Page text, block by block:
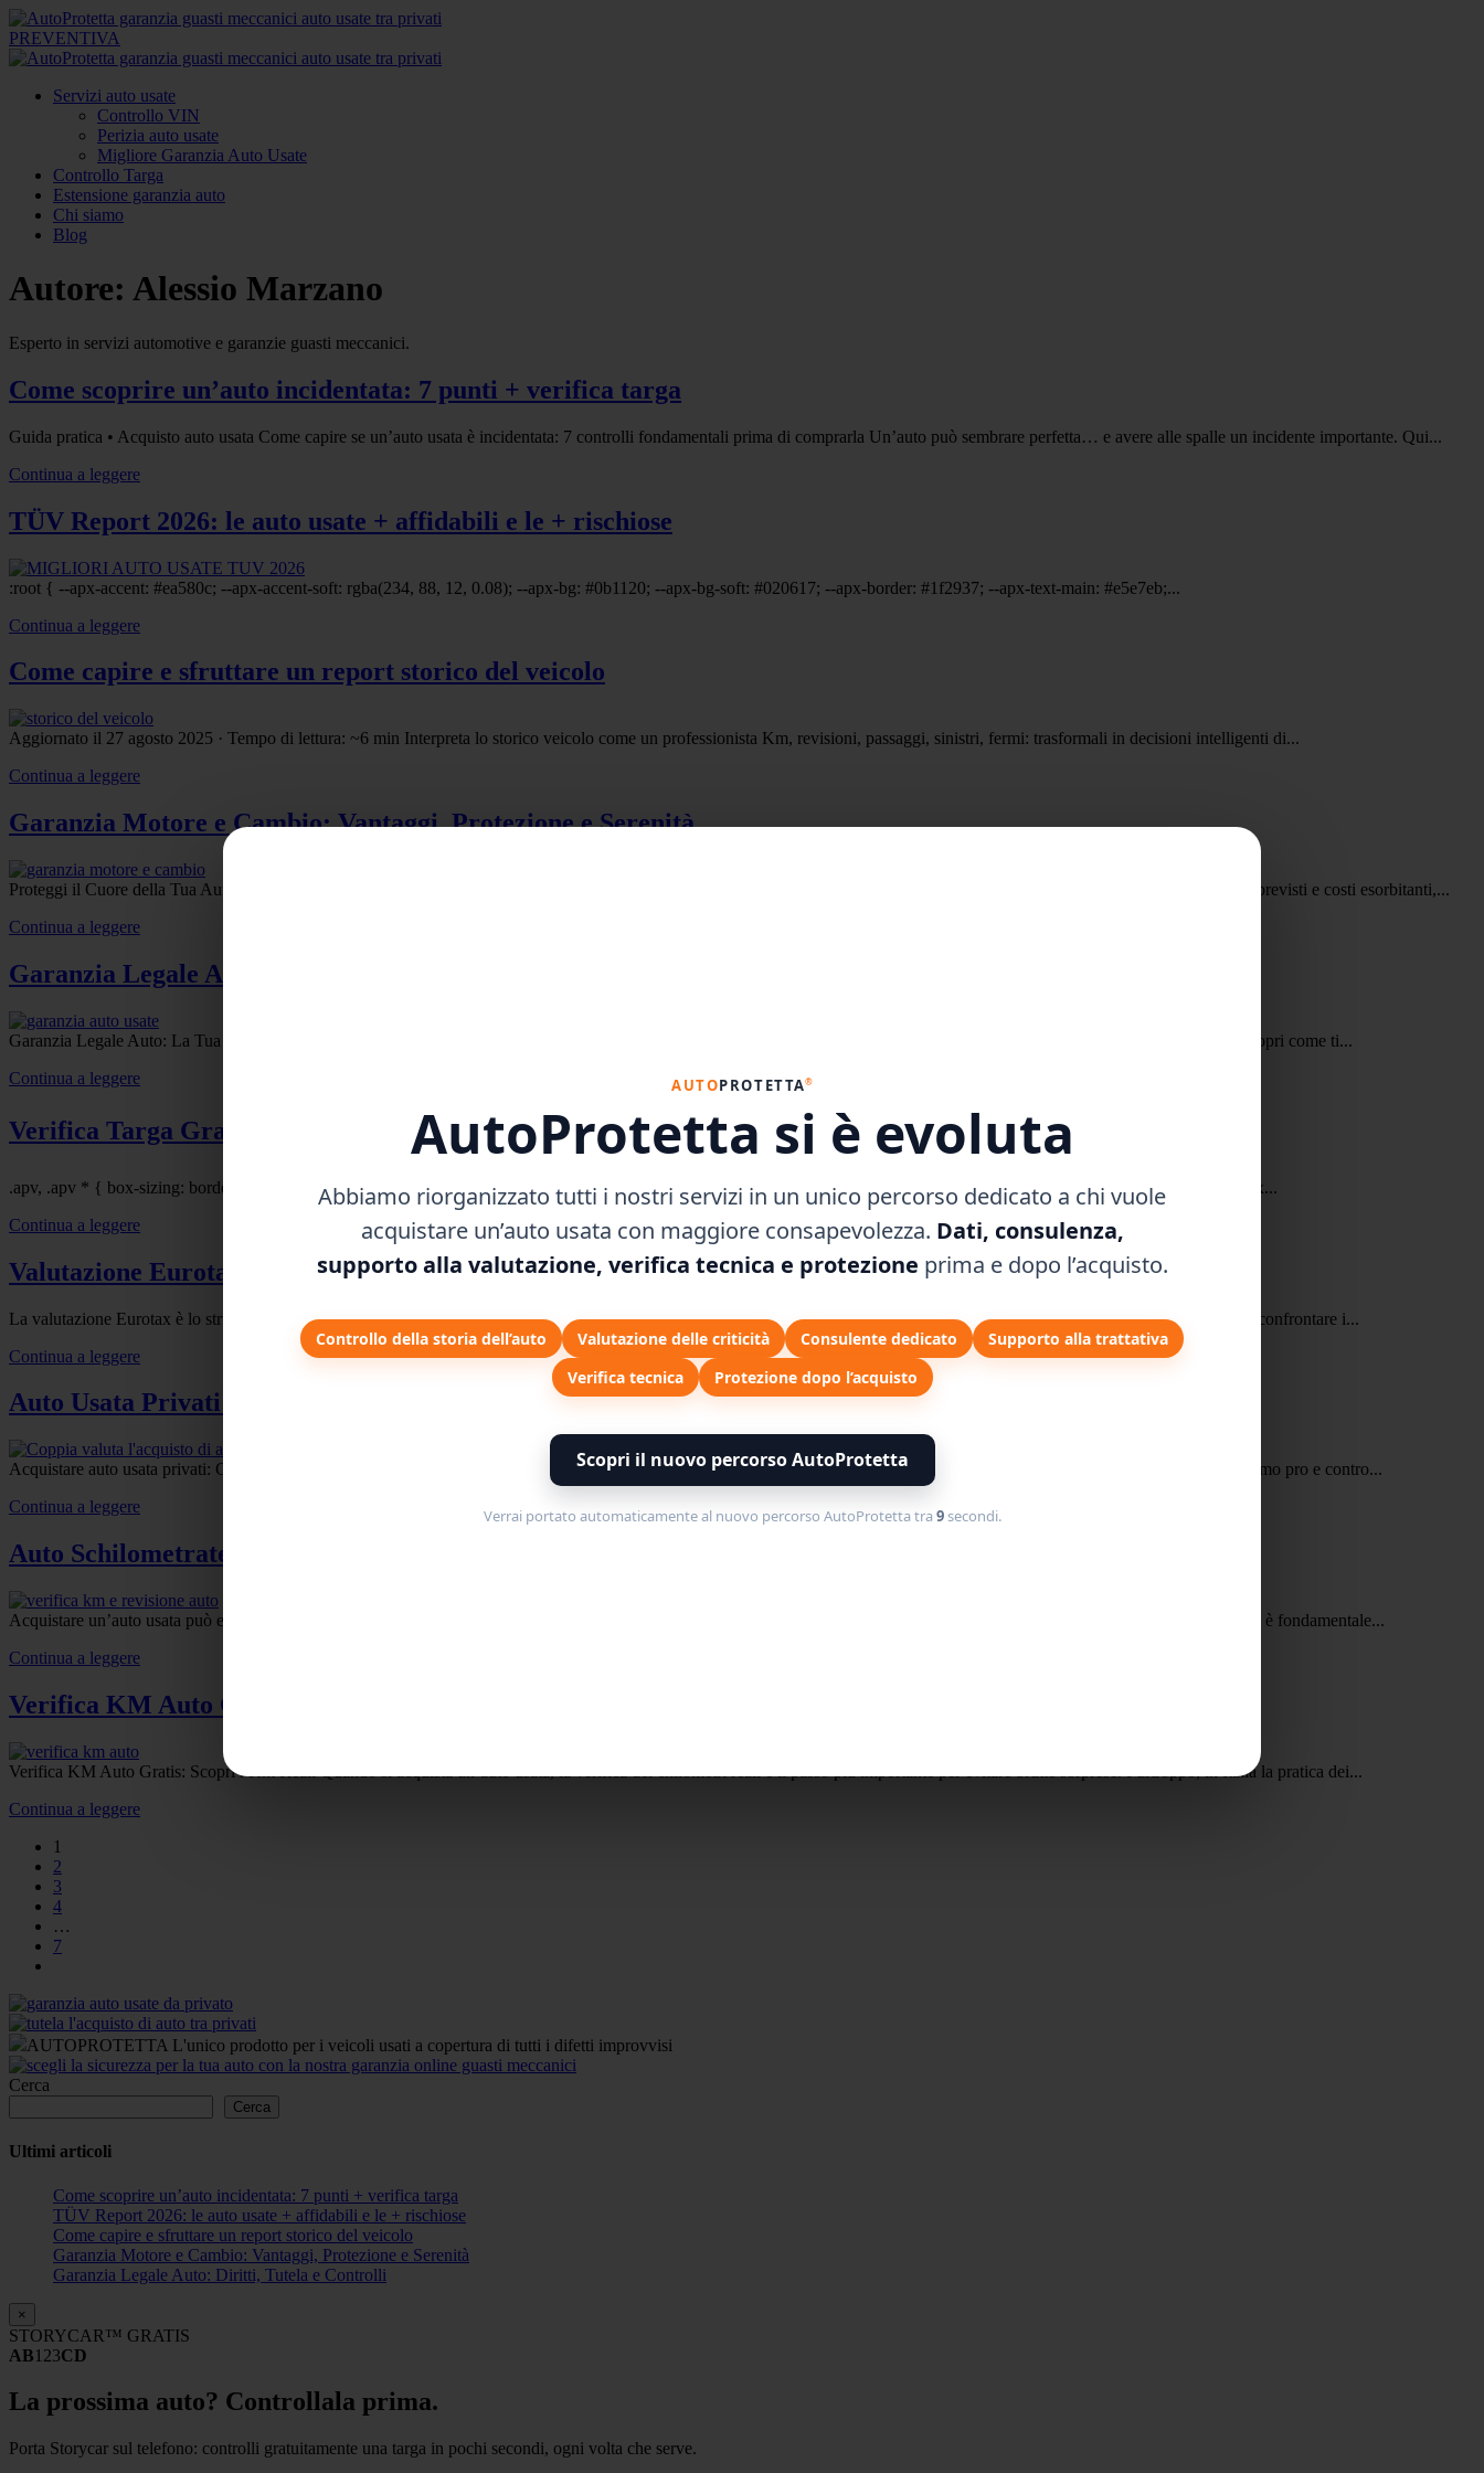
PREVENTIVA
Servizi auto usate
Controllo VIN
Perizia auto usate
Migliore Garanzia Auto Usate
Controllo Targa
Estensione garanzia auto
Chi siamo
Blog
Autore: Alessio Marzano
Esperto in servizi automotive e garanzie guasti meccanici.
Come scoprire un’auto incidentata: 7 punti + verifica targa
Guida pratica • Acquisto auto usata Come capire se un’auto usata è incidentata: 7 controlli fondamentali prima di comprarla Un’auto può sembrare perfetta… e avere alle spalle un incidente importante. Qui...
Continua a leggere
TÜV Report 2026: le auto usate + affidabili e le + rischiose
:root { --apx-accent: #ea580c; --apx-accent-soft: rgba(234, 88, 12, 0.08); --apx-bg: #0b1120; --apx-bg-soft: #020617; --apx-border: #1f2937; --apx-text-main: #e5e7eb;...
Continua a leggere
Come capire e sfruttare un report storico del veicolo
Aggiornato il 27 agosto 2025 · Tempo di lettura: ~6 min Interpreta lo storico veicolo come un professionista Km, revisioni, passaggi, sinistri, fermi: trasformali in decisioni intelligenti di...
Continua a leggere
Garanzia Motore e Cambio: Vantaggi, Protezione e Serenità
Proteggi il Cuore della Tua Auto: La Garanzia Estesa su Motore e Cambio! Non accontentarti della protezione di base. Scopri come la **garanzia estesa** può salvarti da guasti imprevisti e costi esorbitanti,...
Continua a leggere
Garanzia Legale Auto: Diritti, Tutela e Controlli
Garanzia Legale Auto: La Tua Protezione Obbligatoria (Usate e Nuove!) Stai per acquistare un’auto? Che sia nuova o usata, la **garanzia legale** è il tuo diritto fondamentale! Scopri come ti...
Continua a leggere
Verifica Targa Gratis ⚠️ Evita Truffe e Auto Problematiche
.apv, .apv * { box-sizing: border-box; } .apv { margin: 18px 0; max-width: 100%; } .apv-box{ display:flex; gap:16px; flex-wrap:wrap; align-items:center; padding:16px; border:1px...
Continua a leggere
Valutazione Eurotax 2025: guida pratica (+ Report reale)
La valutazione Eurotax è lo strumento più usato per stimare il valore reale di un’auto usata. In questa guida scopri cos’è, quanto costa, le differenze tra Eurotax Blu e Giallo e come confrontare i...
Continua a leggere
Auto Usata Privati: Pro, Contro e Garanzie da Valutare
Acquistare auto usata privati: Guida completa ai pro e contro Acquistare un’auto usata è spesso un affare vantaggioso, specialmente quando la transazione avviene tra privati. Vediamo pro e contro...
Continua a leggere
Auto Schilometrate:Verifica Km Auto e Revisione in 2 Click
Acquistare un’auto usata può essere un ottimo affare, ma celare insidie, soprattutto quando si tratta di chilometraggio e stato della revisione. Verificare attentamente questi due aspetti è fondamentale...
Continua a leggere
Verifica KM Auto Gratis: Scopri i Km Reali (Guida 2025)
Verifica KM Auto Gratis: Scopri i Km Reali Quando si acquista un’auto usata, la verifica dei chilometri reali è il passo più importante per evitare brutte sorprese. Purtroppo, in Italia la pratica dei...
Continua a leggere
1
2
3
4
…
7
AUTOPROTETTA L'unico prodotto per i veicoli usati a copertura di tutti i difetti improvvisi
Cerca
Cerca
Ultimi articoli
Come scoprire un’auto incidentata: 7 punti + verifica targa
TÜV Report 2026: le auto usate + affidabili e le + rischiose
Come capire e sfruttare un report storico del veicolo
Garanzia Motore e Cambio: Vantaggi, Protezione e Serenità
Garanzia Legale Auto: Diritti, Tutela e Controlli
×
STORYCAR™ GRATIS
AB123CD
La prossima auto? Controllala prima.
Porta Storycar sul telefono: controlli gratuitamente una targa in pochi secondi, ogni volta che serve.
AUTOPROTETTA®
AutoProtetta si è evoluta
Abbiamo riorganizzato tutti i nostri servizi in un unico percorso dedicato a chi vuole
acquistare un’auto usata con maggiore consapevolezza. Dati, consulenza,
supporto alla valutazione, verifica tecnica e protezione prima e dopo l’acquisto.
Controllo della storia dell’auto Valutazione delle criticità Consulente dedicato
Supporto alla trattativa
Verifica tecnica
Protezione dopo l’acquisto
Scopri il nuovo percorso AutoProtetta
Verrai portato automaticamente al nuovo percorso AutoProtetta tra9secondi.